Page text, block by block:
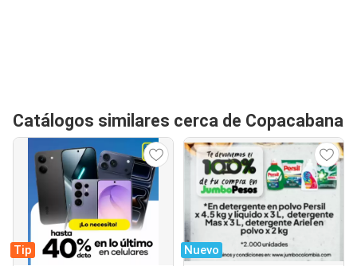
Catálogos similares cerca de Copacabana
Tip Nuevo